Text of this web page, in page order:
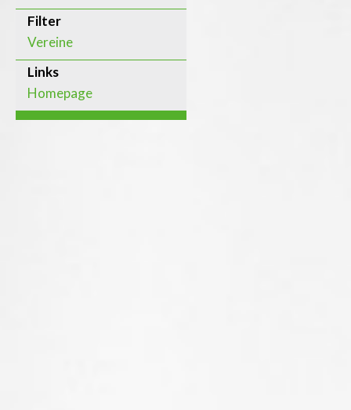
Filter
Vereine
Links
Homepage